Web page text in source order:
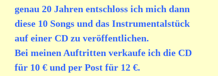
genau 20 Jahren entschloss ich mich dann
diese 10 Songs und das Instrumentalstück
auf einer CD zu veröffentlichen.
Bei meinen Auftritten verkaufe ich die CD
für 10 € und per Post für 12 €.